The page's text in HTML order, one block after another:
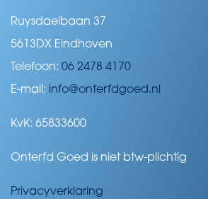
Ruysdaelbaan 37
5613DX Eindhoven
Telefoon: 06 2478 4170
E-mail: info@onterfdgoed.nl
KvK: 65833600
Onterfd Goed is niet btw-plichtig
Privacyverklaring